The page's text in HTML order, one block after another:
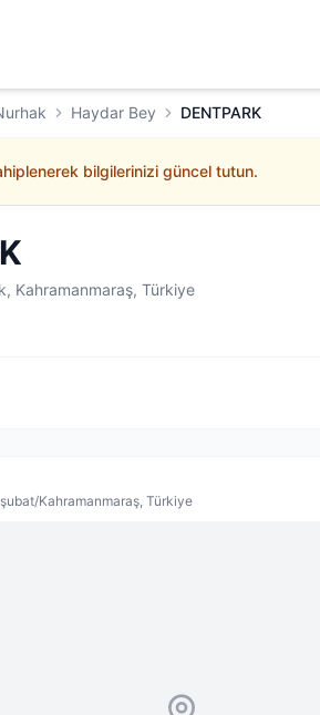
Haydar Bey DENTPARK
bilgilerinizi güncel tutun.
Kahramanmaraş, Türkiye
Kahramanmaraş, Türkiye